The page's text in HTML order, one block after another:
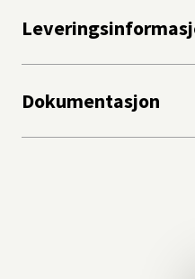
Dokumentasjon